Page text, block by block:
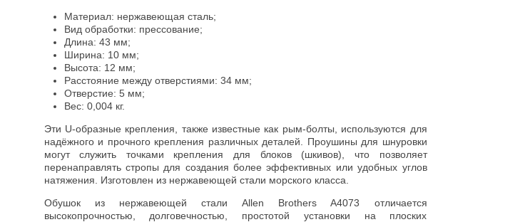
Материал: нержавеющая сталь;
Вид обработки: прессование;
Длина: 43 мм;
Ширина: 10 мм;
Высота: 12 мм;
Расстояние между отверстиями: 34 мм;
Отверстие: 5 мм;
Вес: 0,004 кг.
Эти U-образные крепления, также известные как рым-болты, используются для
надёжного и прочного крепления различных деталей. Проушины для шнуровки
могут служить точками крепления для блоков (шкивов), что позволяет
перенаправлять стропы для создания более эффективных или удобных углов
натяжения. Изготовлен из нержавеющей стали морского класса.
Обушок из нержавеющей стали Allen Brothers A4073 отличается
высокопрочностью, долговечностью, простотой установки на плоских